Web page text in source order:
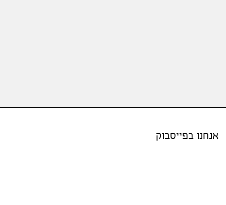
אנחנו בפייסבוק